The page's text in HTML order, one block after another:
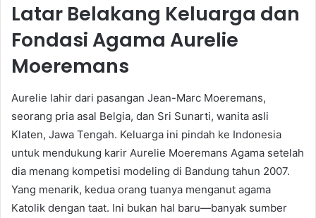
Latar Belakang Keluarga dan
Fondasi Agama Aurelie
Moeremans
Aurelie lahir dari pasangan Jean-Marc Moeremans,
seorang pria asal Belgia, dan Sri Sunarti, wanita asli
Klaten, Jawa Tengah. Keluarga ini pindah ke Indonesia
untuk mendukung karir Aurelie Moeremans Agama setelah
dia menang kompetisi modeling di Bandung tahun 2007.
Yang menarik, kedua orang tuanya menganut agama
Katolik dengan taat. Ini bukan hal baru—banyak sumber